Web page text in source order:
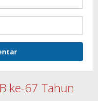
ke-67 Tahun